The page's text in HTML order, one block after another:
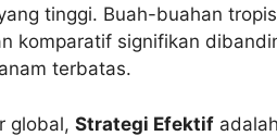
tinggi. Buah-buahan
komparatif signifikan
terbatas.
global, Strategi Efektif